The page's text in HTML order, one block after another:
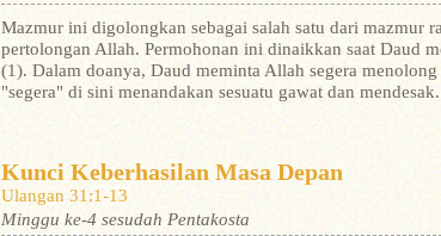
Mazmur ini digolongkan sebagai salah satu dari mazmur
pertolongan Allah. Permohonan ini dinaikkan saat Daud
(1). Dalam doanya, Daud meminta Allah segera
"segera" di sini menandakan sesuatu gawat dan
Kunci Keberhasilan Masa Depan
Ulangan 31:1-13
Minggu ke-4 sesudah Pentakosta